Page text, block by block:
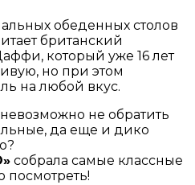
обеденных столов
британский
который уже 16 лет
но при этом
на любой вкус.
не обратить
да еще и дико
собрала самые классные
посмотреть!